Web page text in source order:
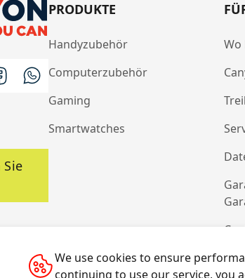
Sie
PRODUKTE
Handyzubehör
Computerzubehör
Gaming
Smartwatches
Wo
© 2014-2026 CANYON
We use cookies to ensure
continuing to use our service, you